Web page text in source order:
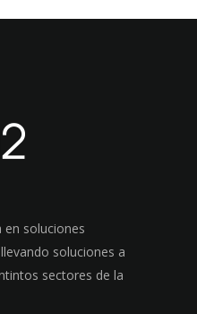
en soluciones
soluciones a
sectores de la